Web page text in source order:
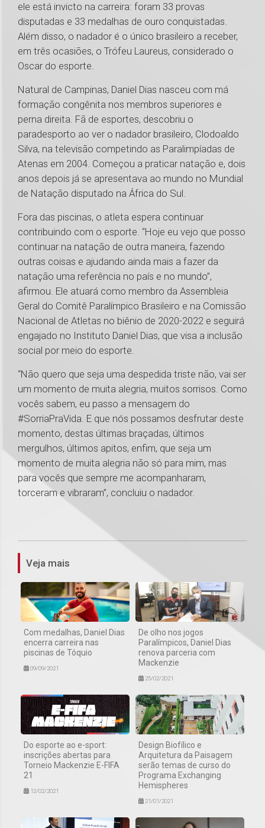
ele está invicto na carreira: foram 33 provas
disputadas e 33 medalhas de ouro conquistadas.
Além disso, o nadador é o único brasileiro a receber,
em três ocasiões, o Trófeu Laureus, considerado o
Oscar do esporte.
Natural de Campinas, Daniel Dias nasceu com má
formação congênita nos membros superiores e
perna direita. Fã de esportes, descobriu o
paradesporto ao ver o nadador brasileiro, Clodoaldo
Silva, na televisão competindo as Paralimpíadas de
Atenas em 2004. Começou a praticar natação e, dois
anos depois já se apresentava ao mundo no Mundial
de Natação disputado na África do Sul.
Fora das piscinas, o atleta espera continuar
contribuindo com o esporte. “Hoje eu vejo que posso
continuar na natação de outra maneira, fazendo
outras coisas e ajudando ainda mais a fazer da
natação uma referência no país e no mundo”,
afirmou. Ele atuará como membro da Assembleia
Geral do Comitê Paralímpico Brasileiro e na Comissão
Nacional de Atletas no biênio de 2020-2022 e seguirá
engajado no Instituto Daniel Dias, que visa a inclusão
social por meio do esporte.
“Não quero que seja uma despedida triste não, vai ser
um momento de muita alegria, muitos sorrisos. Como
vocês sabem, eu passo a mensagem do
#SorriaPraVida. E que nós possamos desfrutar deste
momento, destas últimas braçadas, últimos
mergulhos, últimos apitos, enfim, que seja um
momento de muita alegria não só para mim, mas
para vocês que sempre me acompanharam,
torceram e vibraram”, concluiu o nadador.
Veja mais
Com medalhas, Daniel Dias
encerra carreira nas
piscinas de Tóquio
09/09/2021
De olho nos jogos
Paralímpicos, Daniel Dias
renova parceria com
Mackenzie
25/02/2021
Do esporte ao e-sport:
inscrições abertas para
Torneio Mackenzie E-FIFA
21
12/02/2021
Design Biofílico e
Arquitetura da Paisagem
serão temas de curso do
Programa Exchanging
Hemispheres
21/01/2021